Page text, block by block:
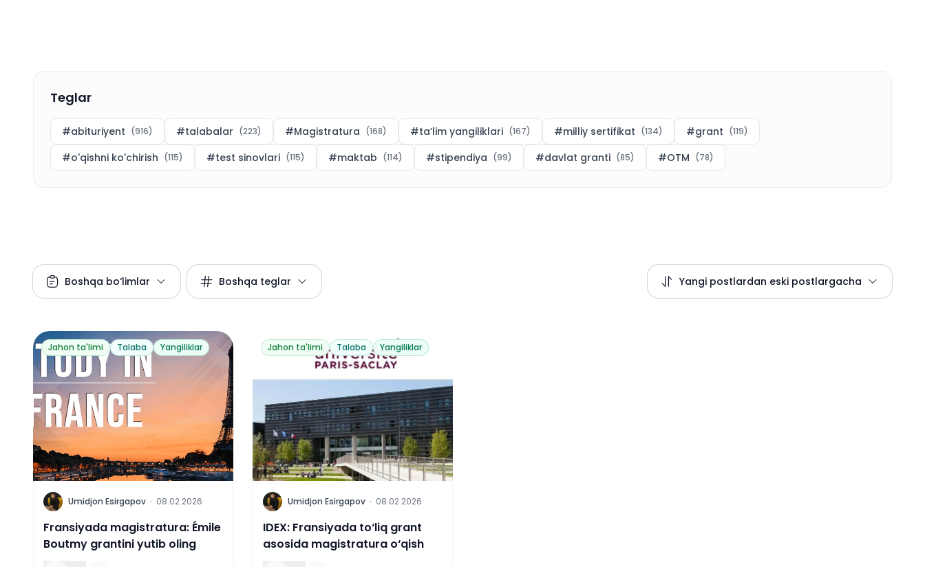
Teglar
#abituriyent (916) #talabalar (223) #Magistratura (168) #ta’lim yangiliklari (167) #milliy sertifikat (134) #grant (119)
#o'qishni ko'chirish (115) #test sinovlari (115) #maktab (114) #stipendiya (99) #davlat granti (85) #OTM (78)
Boshqa bo‘limlar Boshqa teglar Yangi postlardan eski postlargacha
Jahon ta'limi Talaba Yangiliklar
U Umidjon Esirgapov · 08.02.2026
Fransiyada magistratura: Émile
Boutmy grantini yutib oling
Jahon ta'limi Talaba Yangiliklar
U Umidjon Esirgapov · 08.02.2026
IDEX: Fransiyada to‘liq grant
asosida magistratura o‘qish